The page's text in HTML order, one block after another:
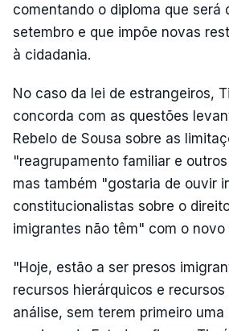
comentando o diploma que será
setembro e que impõe novas
à cidadania.
No caso da lei de estrangeiros,
concorda com as questões
Rebelo de Sousa sobre as
"reagrupamento familiar e
mas também "gostaria de ouvir
constitucionalistas sobre o
imigrantes não têm" com o novo
"Hoje, estão a ser presos
recursos hierárquicos e recursos
análise, sem terem primeiro